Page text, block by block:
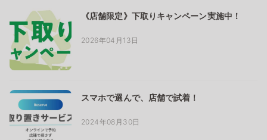
《店舗限定》下取りキャンペーン実施中！
2026年04月13日
スマホで選んで、店舗で試着！
2024年08月30日